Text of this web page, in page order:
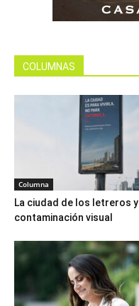
COLUMNAS
Columna
La ciudad de los letreros y
contaminación visual